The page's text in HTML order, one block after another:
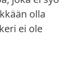
olla
ei ole